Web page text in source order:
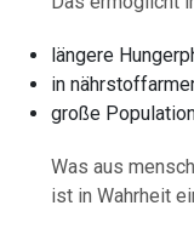
längere
in
große
Was aus
ist in Wahrheit